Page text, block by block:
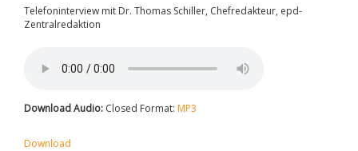
Telefoninterview mit Dr. Thomas Schiller, Chefredakteur, epd-
Zentralredaktion
Download Audio: Closed Format: MP3
Download